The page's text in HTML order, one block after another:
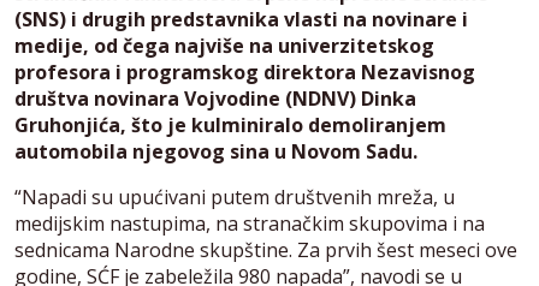
(SNS) i drugih predstavnika vlasti na novinare i
medije, od čega najviše na univerzitetskog
profesora i programskog direktora Nezavisnog
društva novinara Vojvodine (NDNV) Dinka
Gruhonjića, što je kulminiralo demoliranjem
automobila njegovog sina u Novom Sadu.
“Napadi su upućivani putem društvenih mreža, u
medijskim nastupima, na stranačkim skupovima i na
sednicama Narodne skupštine. Za prvih šest meseci ove
godine, SĆF je zabeležila 980 napada”, navodi se u